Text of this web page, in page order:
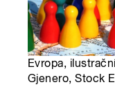
Evropa,
Gjenero, Stock